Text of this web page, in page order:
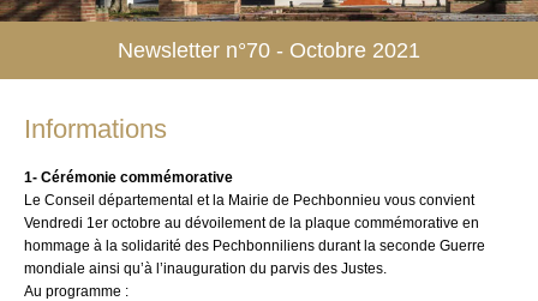
Newsletter n°70 - Octobre 2021
Informations
1- Cérémonie commémorative
Le Conseil départemental et la Mairie de Pechbonnieu vous convient
Vendredi 1er octobre au dévoilement de la plaque commémorative en
hommage à la solidarité des Pechbonniliens durant la seconde Guerre
mondiale ainsi qu’à l’inauguration du parvis des Justes.
Au programme :